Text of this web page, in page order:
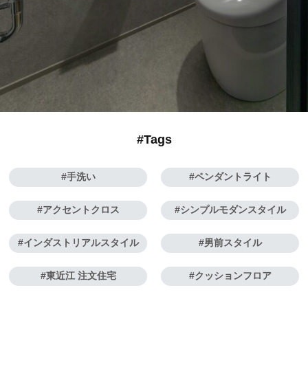
#Tags
手洗い ペンダントライト
アクセントクロス シンプルモダンスタイル
インダストリアルスタイル 男前スタイル
東近江 注文住宅 クッションフロア